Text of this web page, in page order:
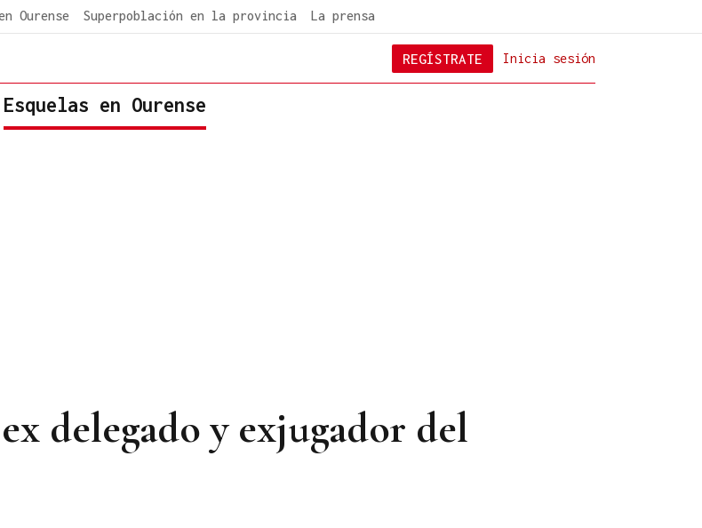
Ourense Superpoblación en la provincia La prensa
Inicia sesión
REGÍSTRATE
Esquelas en Ourense
delegado y exjugador del